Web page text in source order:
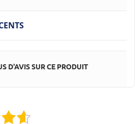
D'AVIS SUR CE PRODUIT